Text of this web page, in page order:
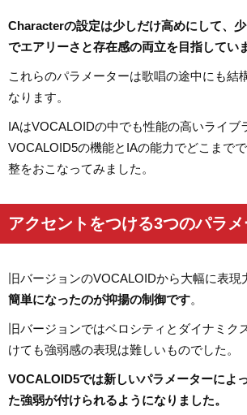
Characterの設定は少しだけ高めにして、
でエアリーさと存在感の両立を目指してい
これらのパラメーターは歌唱の途中にも結
なります。
IAはVOCALOIDの中でも性能の高いライブ
VOCALOID5の機能とIAの能力でどこまで
整をおこなってみました。
アクセントをつける3つのパラ
旧バージョンのVOCALOIDから大幅に表現
簡単になったのが抑揚の制御です。
旧バージョンではベロシティとダイナミク
けても強弱感の表現は難しいものでした。
VOCALOID5では新しいパラメーターによ
た強弱が付けられるようになりました。